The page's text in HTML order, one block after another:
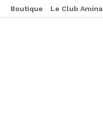
Boutique Le Club Amina